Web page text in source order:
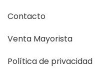
Contacto
Venta Mayorista
Política de privacidad